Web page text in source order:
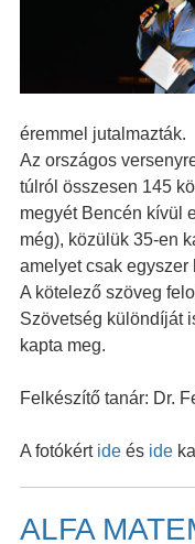
éremmel jutalmazták.
Az országos
túlról összesen 145
megyét Bencén kívül
még), közülük 35-en
amelyet csak egyszer
A kötelező szöveg
Szövetség különdíját
kapta meg.
Felkészítő tanár: Dr.
A fotókért ideés ide
ALFA